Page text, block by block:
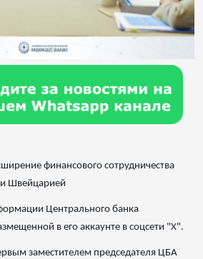
финансового сотрудничества
Швейцарией
Центрального банка
в его аккаунте в соцсети "X".
заместителем председателя ЦБА